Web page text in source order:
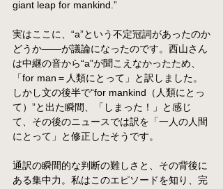
giant leap for mankind.”
実はここに、“a”という不定冠詞があったのか
どうか――が議論になったのです。西山さん
は中継の音から“a”が聞こえなかったため、
「for man＝人類にとって」と訳しました。
しかし文の後半で“for mankind（人類にとっ
て）”と出た瞬間、「しまった！」と感じ
て、その後のニュースでは訳を「一人の人間
にとって」と修正したそうです。
通訳の瞬間的な判断の難しさと、その背後に
ある集中力。私はこのエピソードを知り、完